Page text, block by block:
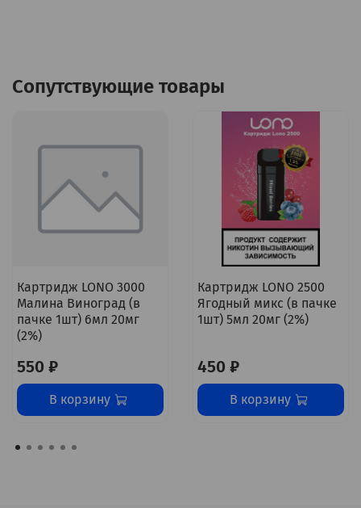
Сопутствующие товары
Картридж LONO 3000
Малина Виноград (в
пачке 1шт) 6мл 20мг
(2%)
550 ₽
В корзину
Картридж LONO 2500
Ягодный микс (в пачке
1шт) 5мл 20мг (2%)
450 ₽
В корзину